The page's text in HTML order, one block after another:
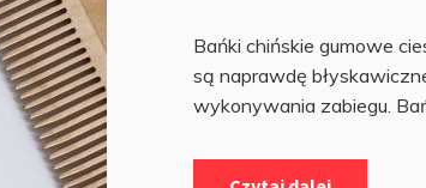
Bańki chińskie gumowe
są naprawdę
wykonywania zabiegu.